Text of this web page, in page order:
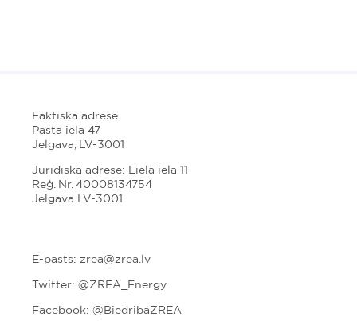
Faktiskā adrese
Pasta iela 47
Jelgava, LV-3001
Juridiskā adrese: Lielā iela 11
Reģ. Nr. 40008134754
Jelgava LV-3001
E-pasts: zrea@zrea.lv
Twitter: @ZREA_Energy
Facebook: @BiedribaZREA